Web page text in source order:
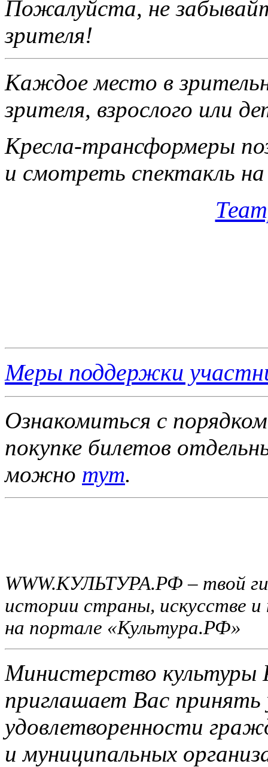
Пожалуйста, не
зрителя!
Каждое место в
зрителя, взрос­лого или
Кресла-трансформеры
и смотреть спектакль на
Меры поддержки
Ознакомиться с
покупке билетов
можно тут.
WWW.КУЛЬТУРА.РФ – твой
истории страны, искусстве
на портале «Культура.РФ»
Министерство культуры
приглашает Вас принять
удовлетворенности
и муниципальных